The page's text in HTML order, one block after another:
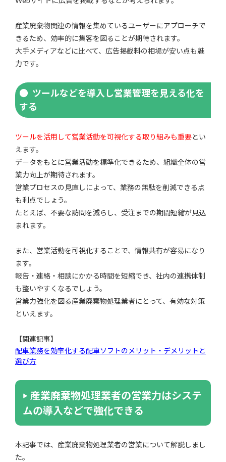
産業廃棄物関連の情報を集めているユーザーにアプローチで
きるため、効率的に集客を図ることが期待されます。
大手メディアなどに比べて、広告掲載料の相場が安い点も魅
力です。
ツールなどを導入し営業管理を見える化を
する
ツールを活用して営業活動を可視化する取り組みも重要とい
えます。
データをもとに営業活動を標準化できるため、組織全体の営
業力向上が期待されます。
営業プロセスの見直しによって、業務の無駄を削減できる点
も利点でしょう。
たとえば、不要な訪問を減らし、受注までの期間短縮が見込
まれます。
また、営業活動を可視化することで、情報共有が容易になり
ます。
報告・連絡・相談にかかる時間を短縮でき、社内の連携体制
も整いやすくなるでしょう。
営業力強化を図る産業廃棄物処理業者にとって、有効な対策
といえます。
【関連記事】
配車業務を効率化する配車ソフトのメリット・デメリットと
選び方
産業廃棄物処理業者の営業力はシステ
ムの導入などで強化できる
本記事では、産業廃棄物処理業者の営業について解説しまし
た。